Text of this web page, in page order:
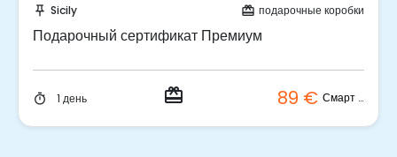
подарочные коробки
89 €
card_giftcard
Подарочный сертификат Эксклюзив
timer 1 день